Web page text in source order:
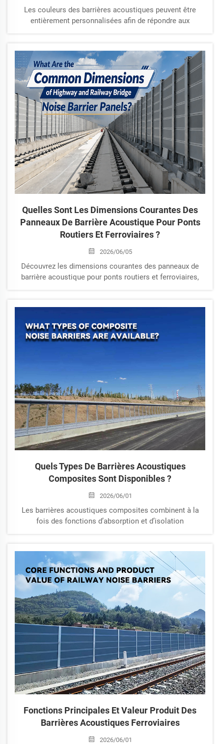
Les couleurs des barrières acoustiques peuvent être
entièrement personnalisées afin de répondre aux
technologies de revêtement par poudre ainsi que des
recommandations pratiques pour les barrières
acoustiques routières et ferroviaires.
Quelles Sont Les Dimensions Courantes Des
Panneaux De Barrière Acoustique Pour Ponts
Routiers Et Ferroviaires ?
2026/06/05
Découvrez les dimensions courantes des panneaux de
barrière acoustique pour ponts routiers et ferroviaires,
spécifications des colonnes de support. Explorez les
500 × 100 mm, ainsi que les options de personnalisation
disponibles pour les projets d’infrastructures.
Quels Types De Barrières Acoustiques
Composites Sont Disponibles ?
2026/06/01
Les barrières acoustiques composites combinent à la
fois des fonctions d’absorption et d’isolation
actuellement. Les principaux types peuvent être classés
selon trois critères : la forme de combinaison, le profil
structural et le matériau du noyau.
Fonctions Principales Et Valeur Produit Des
Barrières Acoustiques Ferroviaires
2026/06/01